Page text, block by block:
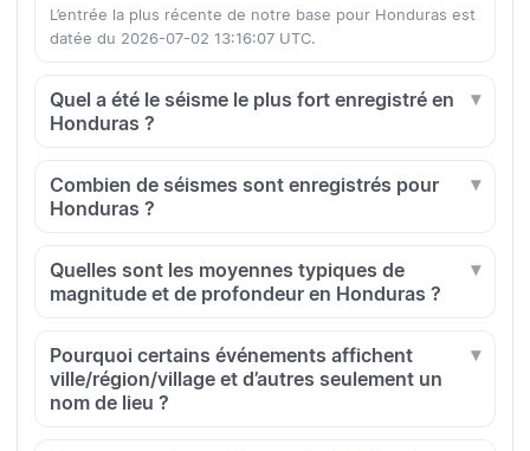
L’entrée la plus récente de notre base pour Honduras est
datée du 2026-07-02 13:16:07 UTC.
Quel a été le séisme le plus fort enregistré en
Honduras ?
Combien de séismes sont enregistrés pour
Honduras ?
Quelles sont les moyennes typiques de
magnitude et de profondeur en Honduras ?
Pourquoi certains événements affichent
ville/région/village et d’autres seulement un
nom de lieu ?